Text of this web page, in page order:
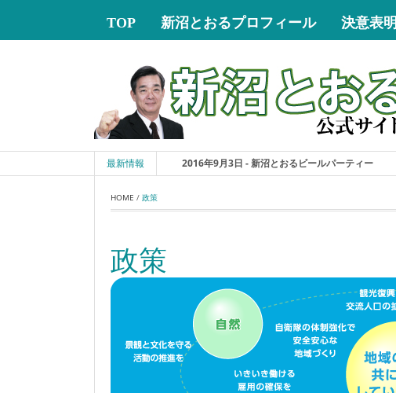
TOP 新沼とおるプロフィール 決意表明
最新情報 2016年9月3日 - 新沼とおるビールパーティー
HOME / 政策
政策